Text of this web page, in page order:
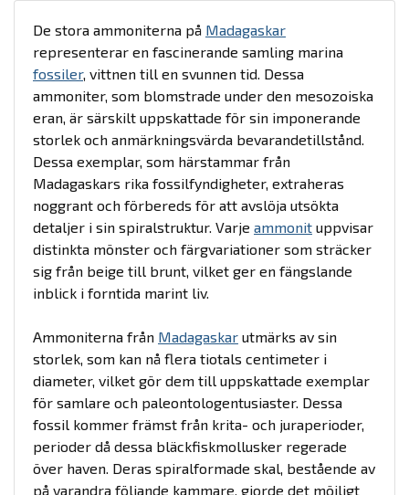
De stora ammoniterna på Madagaskar
representerar en fascinerande samling marina
fossiler, vittnen till en svunnen tid. Dessa
ammoniter, som blomstrade under den mesozoiska
eran, är särskilt uppskattade för sin imponerande
storlek och anmärkningsvärda bevarandetillstånd.
Dessa exemplar, som härstammar från
Madagaskars rika fossilfyndigheter, extraheras
noggrant och förbereds för att avslöja utsökta
detaljer i sin spiralstruktur. Varje ammonit uppvisar
distinkta mönster och färgvariationer som sträcker
sig från beige till brunt, vilket ger en fängslande
inblick i forntida marint liv.
Ammoniterna från Madagaskar utmärks av sin
storlek, som kan nå flera tiotals centimeter i
diameter, vilket gör dem till uppskattade exemplar
för samlare och paleontologentusiaster. Dessa
fossil kommer främst från krita- och juraperioder,
perioder då dessa bläckfiskmollusker regerade
över haven. Deras spiralformade skal, bestående av
på varandra följande kammare, gjorde det möjligt